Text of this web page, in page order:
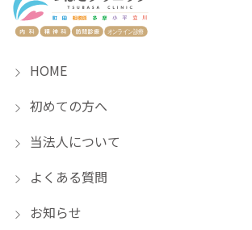
HOME
初めての方へ
当法人について
よくある質問
お知らせ